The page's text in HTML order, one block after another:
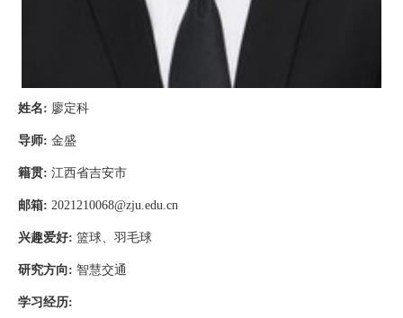
姓名: 廖定科
导师: 金盛
籍贯: 江西省吉安市
邮箱: 2021210068@zju.edu.cn
兴趣爱好: 篮球、羽毛球
研究方向: 智慧交通
学习经历: